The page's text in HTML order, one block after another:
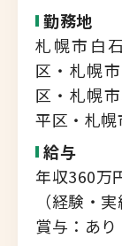
キャ
転職
コン
北海道以外
勤務地
札幌市白
区・札幌
区・札幌
平区・札幌
給与
年収360万
（経験・
賞与：あり